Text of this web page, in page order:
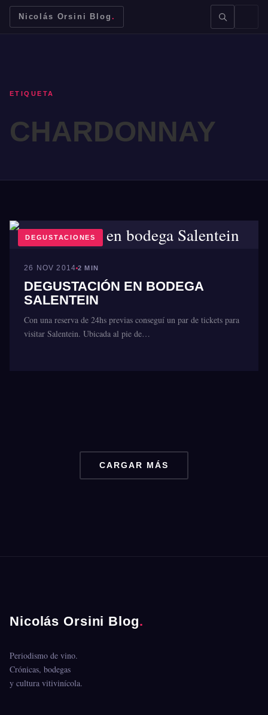
Nicolás Orsini Blog .
BUSCAR →
Mendoza Malbec Bodegas Jujuy
ETIQUETA
CHARDONNAY
DEGUSTACIONES
26 NOV 2014 2 MIN
DEGUSTACIÓN EN BODEGA
SALENTEIN
Con una reserva de 24hs previas conseguí un par de tickets para
visitar Salentein. Ubicada al pie de…
CARGAR MÁS
Nicolás Orsini Blog.
Periodismo de vino.
Crónicas, bodegas
y cultura vitivinícola.